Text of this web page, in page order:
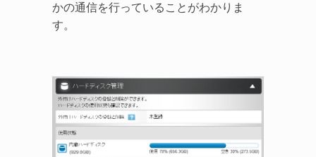
かの通信を行っていることがわかりま
す。